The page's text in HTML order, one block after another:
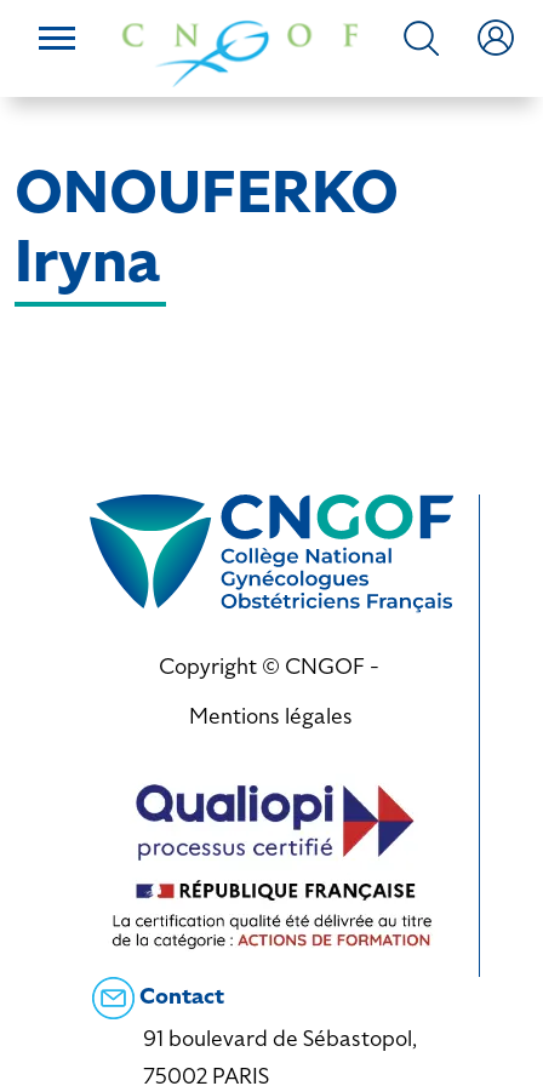
ONOUFERKO
Iryna
Copyright © CNGOF -
Mentions légales
Contact
91 boulevard de Sébastopol,
75002 PARIS